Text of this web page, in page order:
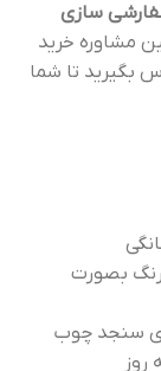
سازی
مشاوره خرید
بگیرید تا شما
رنگ بصورت
سنجد چوب
روز